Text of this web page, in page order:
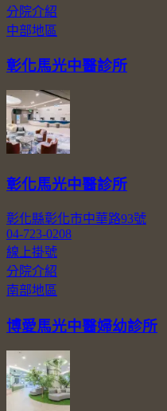
分院介紹
中部地區
彰化馬光中醫診所
彰化馬光中醫診所
彰化縣彰化市中華路93號
04-723-0208
線上掛號
分院介紹
南部地區
博愛馬光中醫婦幼診所